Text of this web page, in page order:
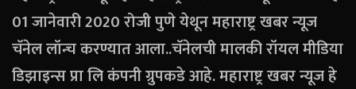
01 जानेवारी 2020 रोजी पुणे येथून महाराष्ट्र खबर न्यूज
चॅनेल लॉन्च करण्यात आला..चॅनेलची मालकी रॉयल मीडिया
डिझाइन्स प्रा लि कंपनी ग्रुपकडे आहे. महाराष्ट्र खबर न्यूज हे